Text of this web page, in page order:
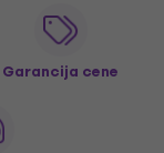
Garancija cene